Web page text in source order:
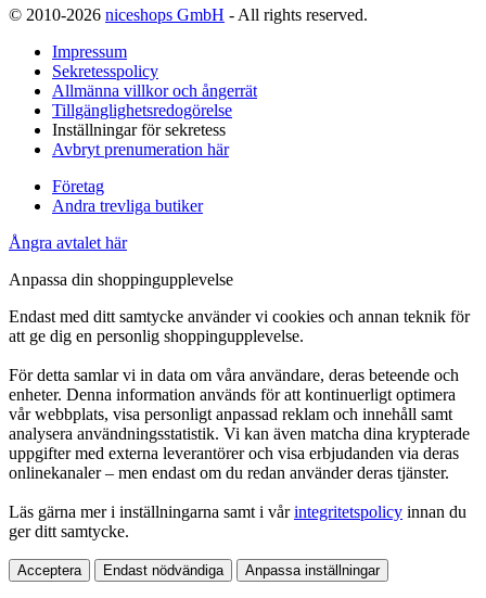
© 2010-2026 niceshops GmbH - All rights reserved.
Impressum
Sekretesspolicy
Allmänna villkor och ångerrät
Tillgänglighetsredogörelse
Inställningar för sekretess
Avbryt prenumeration här
Företag
Andra trevliga butiker
Ångra avtalet här
Anpassa din shoppingupplevelse
Endast med ditt samtycke använder vi cookies och annan teknik för
att ge dig en personlig shoppingupplevelse.
För detta samlar vi in data om våra användare, deras beteende och
enheter. Denna information används för att kontinuerligt optimera
vår webbplats, visa personligt anpassad reklam och innehåll samt
analysera användningsstatistik. Vi kan även matcha dina krypterade
uppgifter med externa leverantörer och visa erbjudanden via deras
onlinekanaler – men endast om du redan använder deras tjänster.
Läs gärna mer i inställningarna samt i vårintegritetspolicy innan du
ger ditt samtycke.
Acceptera Endast nödvändiga Anpassa inställningar